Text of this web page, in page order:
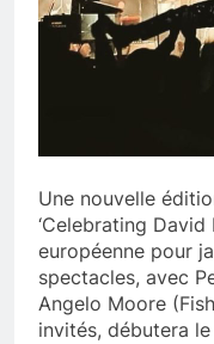
Une nouvelle
‘Celebrating David
européenne pour
spectacles, avec
Angelo Moore
invités, débutera